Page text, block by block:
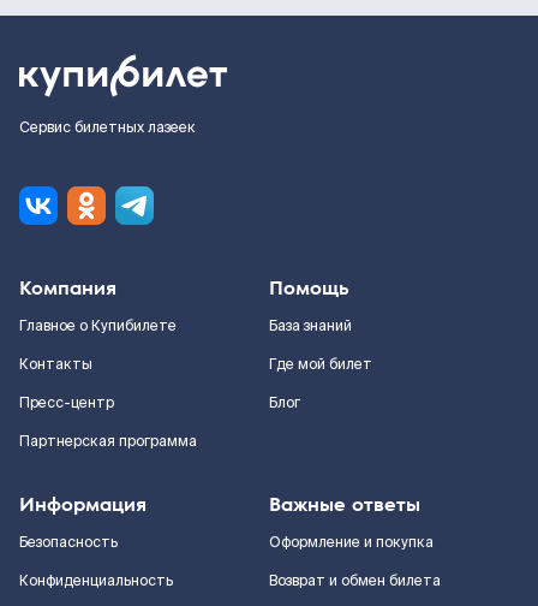
Сервис билетных лазеек
Компания
Главное о Купибилете
Контакты
Пресс-центр
Партнерская программа
Помощь
База знаний
Где мой билет
Блог
Информация
Безопасность
Конфиденциальность
Важные ответы
Оформление и покупка
Возврат и обмен билета